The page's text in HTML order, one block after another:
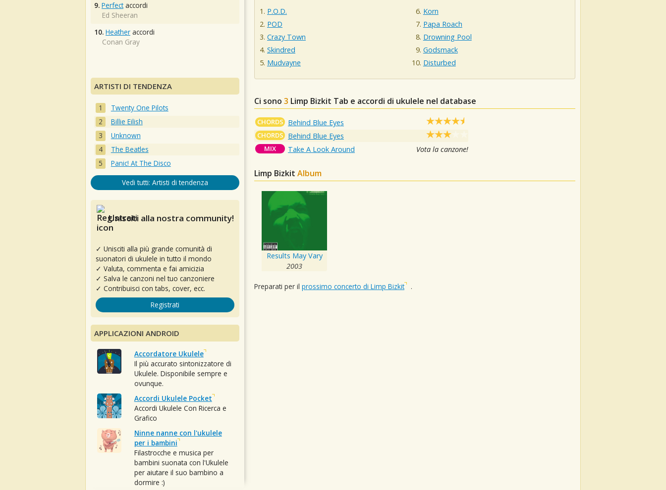
P.O.D.
POD
Crazy Town
Skindred
Mudvayne
Korn
Papa Roach
Drowning Pool
Godsmack
Disturbed
Ci sono 3 Limp Bizkit Tab e accordi di ukulele nel database
CHORDS Behind Blue Eyes
CHORDS Behind Blue Eyes
MIX Take A Look Around Vota la canzone!
Limp Bizkit Album
Results May Vary
2003
Preparati per il prossimo concerto di Limp Bizkit .
9. Perfectaccordi
Ed Sheeran
10. Heather accordi
Conan Gray
ARTISTI DI TENDENZA
Twenty One Pilots
Billie Eilish
Unknown
The Beatles
Panic! At The Disco
Vedi tutti: Artisti di tendenza
Unisciti alla nostra community!
✓ Unisciti alla più grande comunità di
suonatori di ukulele in tutto il mondo
✓ Valuta, commenta e fai amicizia
✓ Salva le canzoni nel tuo canzoniere
✓ Contribuisci con tabs, cover, ecc.
Registrati
APPLICAZIONI ANDROID
Accordatore Ukulele
Il più accurato sintonizzatore di
Ukulele. Disponibile sempre e
ovunque.
Accordi Ukulele Pocket
Accordi Ukulele Con Ricerca e
Grafico
Ninne nanne con l'ukulele
per i bambini
Filastrocche e musica per
bambini suonata con l'Ukulele
per aiutare il suo bambino a
dormire :)